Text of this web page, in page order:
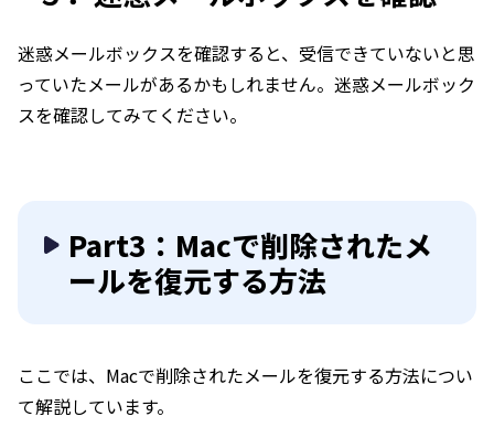
迷惑メールボックスを確認すると、受信できていないと思
っていたメールがあるかもしれません。迷惑メールボック
スを確認してみてください。
Part3：Macで削除されたメ
ールを復元する方法
ここでは、Macで削除されたメールを復元する方法につい
て解説しています。